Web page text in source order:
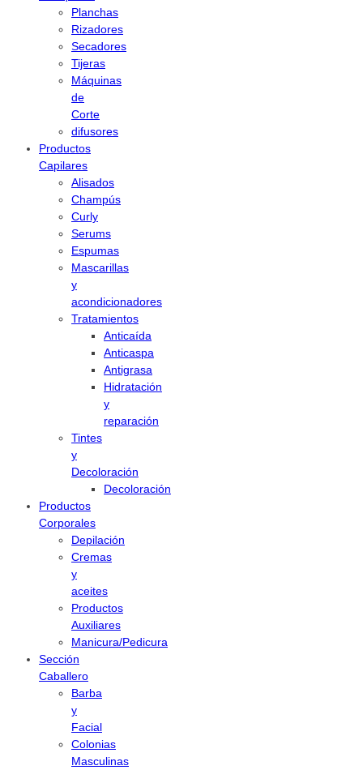
Planchas
Rizadores
Secadores
Tijeras
Máquinas
de
Corte
difusores
Productos
Capilares
Alisados
Champús
Curly
Serums
Espumas
Mascarillas
y
acondicionadores
Tratamientos
Anticaída
Anticaspa
Antigrasa
Hidratación
y
reparación
Tintes
y
Decoloración
Decoloración
Productos
Corporales
Depilación
Cremas
y
aceites
Productos
Auxiliares
Manicura/Pedicura
Sección
Caballero
Barba
y
Facial
Colonias
Masculinas